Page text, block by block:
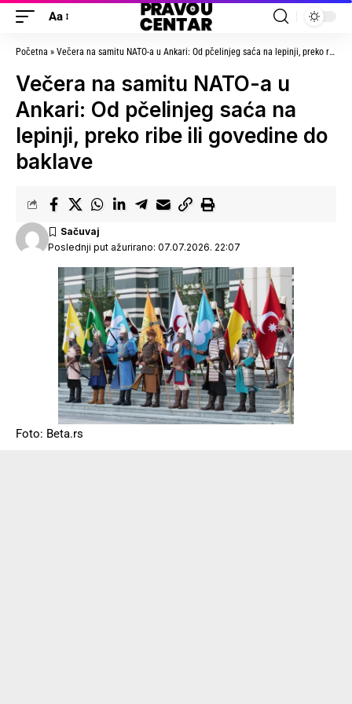
Aa
Početna » Večera na samitu NATO-a u Ankari: Od pčelinjeg saća na lepinji, preko ribe ili govedine do baklave
Večera na samitu NATO-a u
Ankari: Od pčelinjeg saća na
lepinji, preko ribe ili govedine do
baklave
Poslednji put ažurirano: 07.07.2026. 22:07
Foto: Beta.rs